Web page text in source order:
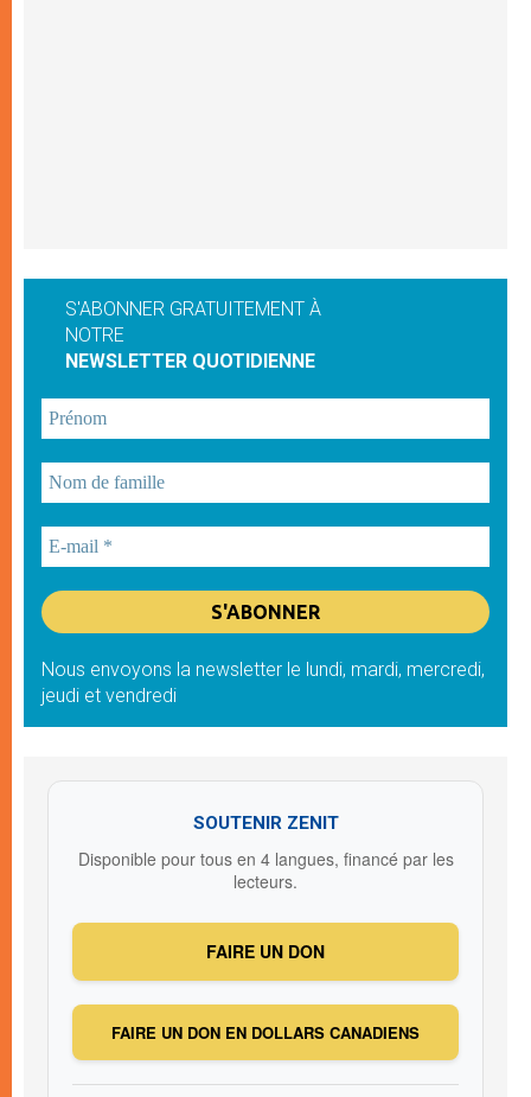
S'ABONNER GRATUITEMENT À
NOTRE
NEWSLETTER QUOTIDIENNE
Nous envoyons la newsletter le lundi, mardi, mercredi,
jeudi et vendredi
SOUTENIR ZENIT
Disponible pour tous en 4 langues, financé par les
lecteurs.
FAIRE UN DON
FAIRE UN DON EN DOLLARS CANADIENS